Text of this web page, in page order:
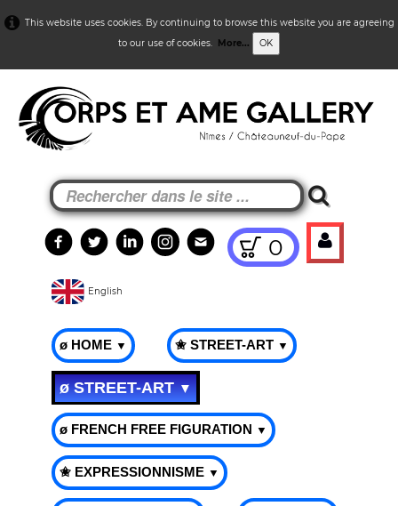
This website uses cookies. By continuing to browse this website you are agreeing
to our use of cookies. More... OK
0
English
ø HOME ▼ ✬ STREET-ART ▼
ø STREET-ART▼
ø FRENCH FREE FIGURATION ▼
✬ EXPRESSIONNISME ▼